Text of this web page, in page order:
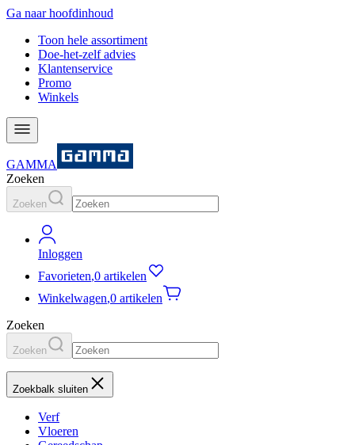
Ga naar hoofdinhoud
Toon hele assortiment
Doe-het-zelf advies
Klantenservice
Promo
Winkels
GAMMA
Zoeken
Zoeken
Inloggen
Favorieten,0 artikelen
Winkelwagen,0 artikelen
Zoeken
Zoeken
Zoekbalk sluiten
Verf
Vloeren